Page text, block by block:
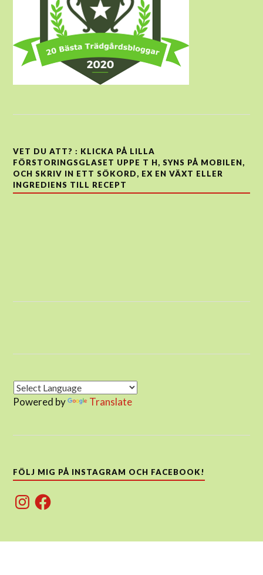
VET DU ATT? : KLICKA PÅ LILLA
FÖRSTORINGSGLASET UPPE T H, SYNS PÅ MOBILEN,
OCH SKRIV IN ETT SÖKORD, EX EN VÄXT ELLER
INGREDIENS TILL RECEPT
Powered by Translate
FÖLJ MIG PÅ INSTAGRAM OCH FACEBOOK!
InstagramFacebook